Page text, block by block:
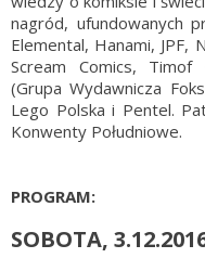
nagród, ufundowanych
Elemental, Hanami, JPF,
Scream Comics,
(Grupa Wydawnicza
Lego Polska i Pentel.
Konwenty Południowe.
PROGRAM:
SOBOTA,